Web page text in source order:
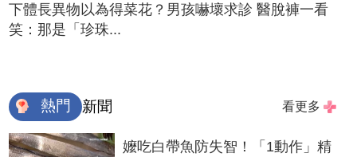
下體長異物以為得菜花？男孩嚇壞求診 醫脫褲一看
笑：那是「珍珠...
熱門 新聞 看更多
嬤吃白帶魚防失智！「1動作」精